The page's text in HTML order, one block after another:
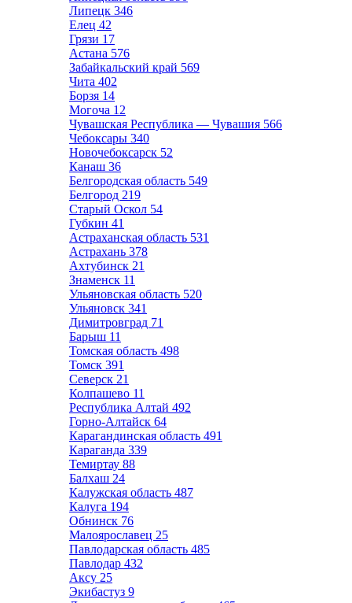
Липецк 346
Елец 42
Грязи 17
Астана 576
Забайкальский край 569
Чита 402
Борзя 14
Могоча 12
Чувашская Республика — Чувашия 566
Чебоксары 340
Новочебоксарск 52
Канаш 36
Белгородская область 549
Белгород 219
Старый Оскол 54
Губкин 41
Астраханская область 531
Астрахань 378
Ахтубинск 21
Знаменск 11
Ульяновская область 520
Ульяновск 341
Димитровград 71
Барыш 11
Томская область 498
Томск 391
Северск 21
Колпашево 11
Республика Алтай 492
Горно-Алтайск 64
Карагандинская область 491
Караганда 339
Темиртау 88
Балхаш 24
Калужская область 487
Калуга 194
Обнинск 76
Малоярославец 25
Павлодарская область 485
Павлодар 432
Аксу 25
Экибастуз 9